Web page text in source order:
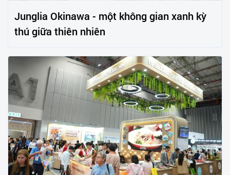
Junglia Okinawa - một không gian xanh kỳ
thú giữa thiên nhiên